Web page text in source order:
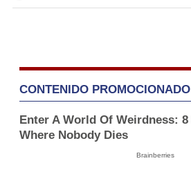
CONTENIDO PROMOCIONADO
Enter A World Of Weirdness:
Where Nobody Dies
Brainberries